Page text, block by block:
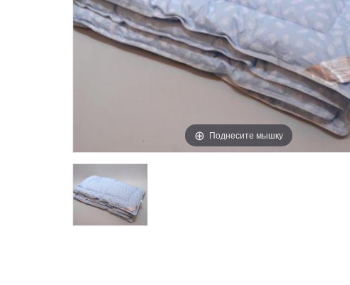
Поднесите мышку